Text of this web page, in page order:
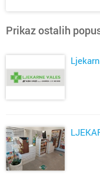
Prikaz ostalih